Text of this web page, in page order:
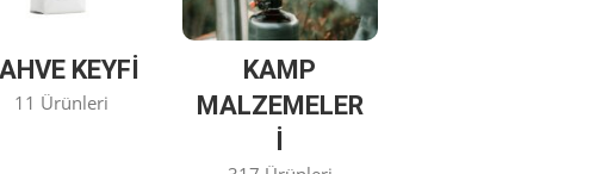
KEYFİ
11 Ürünleri
KAMP
MALZEMELER